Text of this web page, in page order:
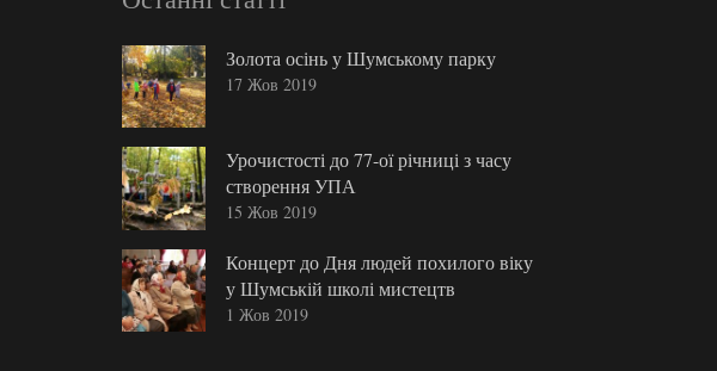
Золота осінь у Шумському парку
17 Жов 2019
Урочистості до 77-ої річниці з часу
створення УПА
15 Жов 2019
Концерт до Дня людей похилого віку
у Шумській школі мистецтв
1 Жов 2019